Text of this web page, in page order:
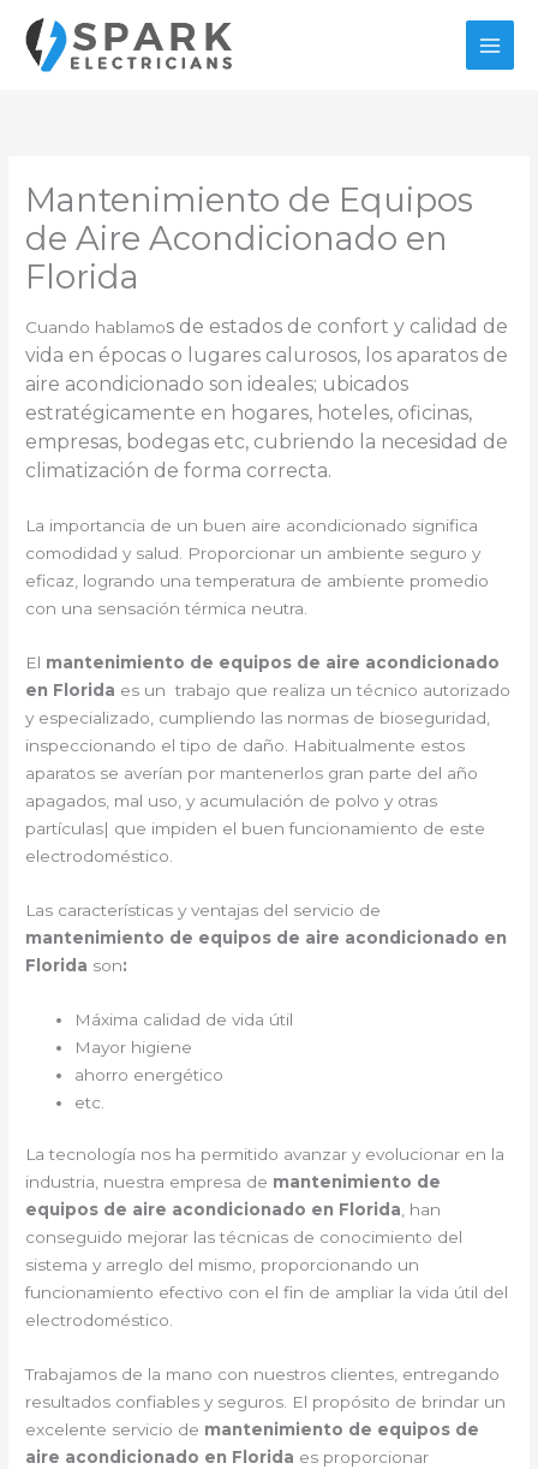
contenido
Mantenimiento de Equipos
de Aire Acondicionado en
Florida
Cuando hablamos de estados de confort y calidad de
vida en épocas o lugares calurosos, los aparatos de
aire acondicionado son ideales; ubicados
estratégicamente en hogares, hoteles, oficinas,
empresas, bodegas etc, cubriendo la necesidad de
climatización de forma correcta.
La importancia de un buen aire acondicionado significa
comodidad y salud. Proporcionar un ambiente seguro y
eficaz, logrando una temperatura de ambiente promedio
con una sensación térmica neutra.
El mantenimiento de equipos de aire acondicionado
en Florida es un trabajo que realiza un técnico autorizado
y especializado, cumpliendo las normas de bioseguridad,
inspeccionando el tipo de daño. Habitualmente estos
aparatos se averían por mantenerlos gran parte del año
apagados, mal uso, y acumulación de polvo y otras
partículas| que impiden el buen funcionamiento de este
electrodoméstico.
Las características y ventajas del servicio de
mantenimiento de equipos de aire acondicionado en
Florida son:
Máxima calidad de vida útil
Mayor higiene
ahorro energético
etc.
La tecnología nos ha permitido avanzar y evolucionar en la
industria, nuestra empresa de mantenimiento de
equipos de aire acondicionado en Florida, han
conseguido mejorar las técnicas de conocimiento del
sistema y arreglo del mismo, proporcionando un
funcionamiento efectivo con el fin de ampliar la vida útil del
electrodoméstico.
Trabajamos de la mano con nuestros clientes, entregando
resultados confiables y seguros. El propósito de brindar un
excelente servicio de mantenimiento de equipos de
aire acondicionado en Florida es proporcionar